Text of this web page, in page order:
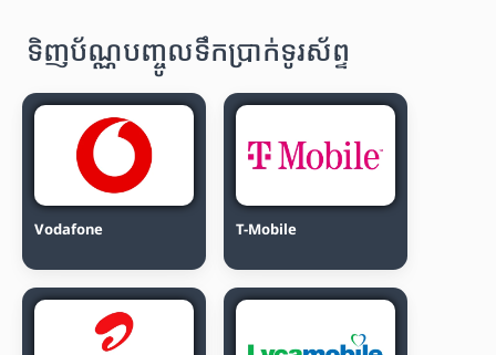
ទិញប័ណ្ណបញ្ចូលទឹកប្រាក់ទូរស័ព្ទ
Vodafone T-Mobile